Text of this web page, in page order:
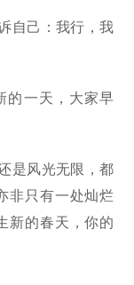
自己：我行，我
的一天，大家早
是风光无限，都
非只有一处灿烂
新的春天，你的